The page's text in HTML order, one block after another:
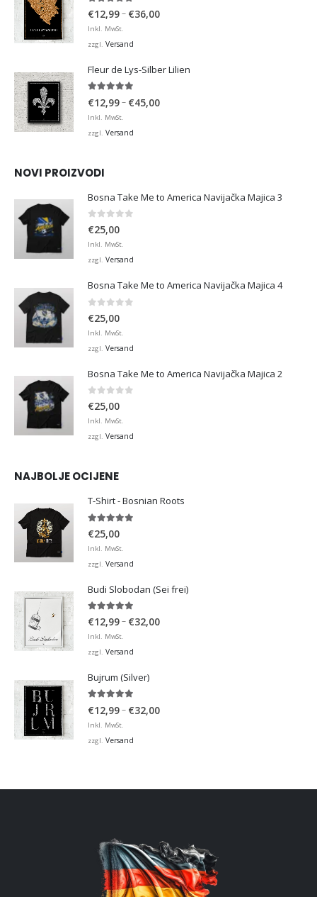
4.98von 5
€12,99– €36,00Preisspanne:
Inkl. MwSt.
zzgl. Versand
Fleur de Lys-Silber Lilien
€12,99– €45,00Preisspanne:
Inkl. MwSt.
zzgl. Versand
NOVI PROIZVODI
Bosna Take Me to America Navijačka Majica 3
0 von 5
€25,00
Inkl. MwSt.
zzgl. Versand
Bosna Take Me to America Navijačka Majica 4
€25,00
Inkl. MwSt.
zzgl. Versand
Bosna Take Me to America Navijačka Majica 2
0 von 5
€25,00
Inkl. MwSt.
zzgl. Versand
NAJBOLJE OCIJENE
T-Shirt - Bosnian Roots
€25,00
Inkl. MwSt.
zzgl. Versand
Budi Slobodan (Sei frei)
5.00von 5
€12,99– €32,00Preisspanne:
Inkl. MwSt.
zzgl. Versand
Bujrum (Silver)
€12,99– €32,00Preisspanne:
Inkl. MwSt.
zzgl. Versand